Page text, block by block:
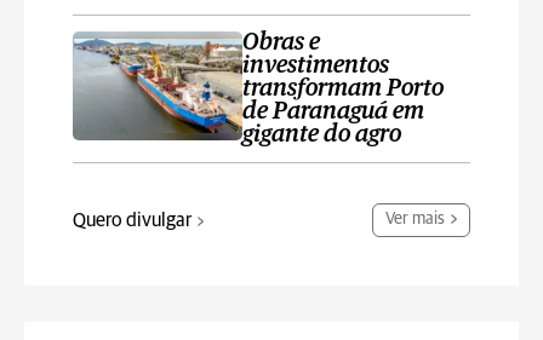
Obras e
investimentos
transformam Porto
de Paranaguá em
gigante do agro
Quero divulgar Ver mais